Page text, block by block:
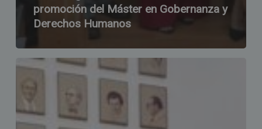
promoción del Máster en Gobernanza y
Derechos Humanos